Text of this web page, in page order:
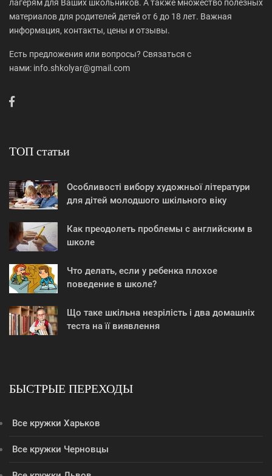
лагерям для Ваших школьников. А также множество полезных
материалов для родителей детей от 6 до 18 лет. Важная
информация, контакты, цены и отзывы.
Есть предложения или вопросы? Связаться с
нами: info.shkolyar@gmail.com
ТОП статьи
Особливості вибору художньої літератури
для дітей молодшого шкільного віку
Как преодолеть проблемы с английским в
школе
Что делать, если у ребенка плохое
поведение в школе?
Що таке шкільна незрілість і два домашніх
теста на її виявлення
БЫСТРЫЕ ПЕРЕХОДЫ
Все кружки Харьков
Все кружки Черновцы